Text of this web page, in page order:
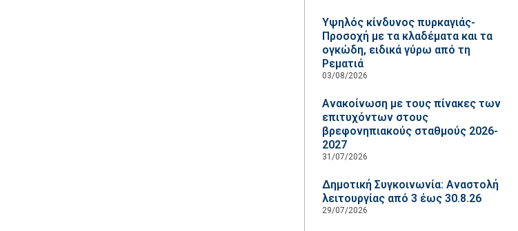
Υψηλός κίνδυνος πυρκαγιάς-
Προσοχή με τα κλαδέματα και τα
ογκώδη, ειδικά γύρω από τη
Ρεματιά
03/08/2026
Ανακοίνωση με τους πίνακες των
επιτυχόντων στους
βρεφονηπιακούς σταθμούς 2026-
2027
31/07/2026
Δημοτική Συγκοινωνία: Αναστολή
λειτουργίας από 3 έως 30.8.26
29/07/2026